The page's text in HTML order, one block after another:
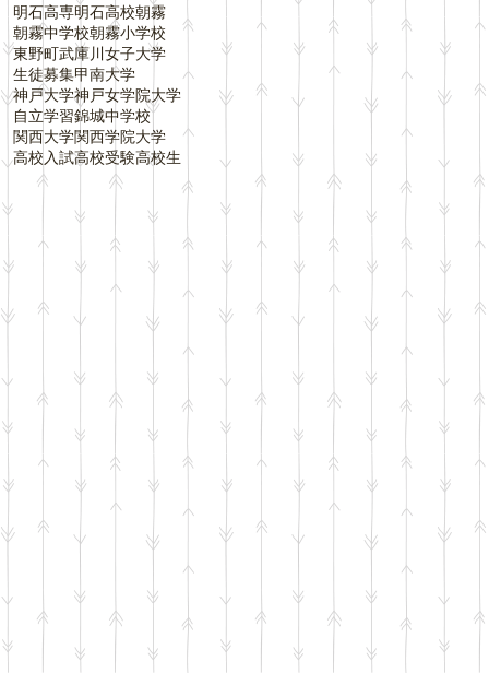
明石高専明石高校朝霧
朝霧中学校朝霧小学校
東野町武庫川女子大学
生徒募集甲南大学
神戸大学神戸女学院大学
自立学習錦城中学校
関西大学関西学院大学
高校入試高校受験高校生